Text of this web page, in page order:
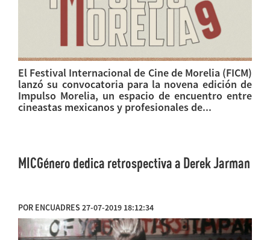
El Festival Internacional de Cine de Morelia (FICM)
lanzó su convocatoria para la novena edición de
Impulso Morelia, un espacio de encuentro entre
cineastas mexicanos y profesionales de...
MICGénero dedica retrospectiva a Derek Jarman
POR ENCUADRES 27-07-2019 18:12:34